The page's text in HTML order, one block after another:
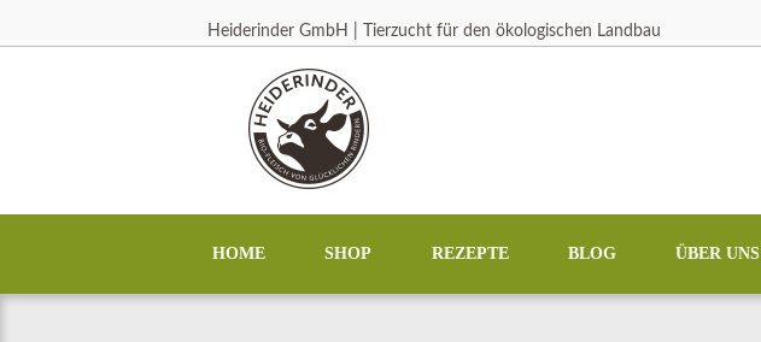
Heiderinder GmbH | Tierzucht für den ökologischen Landbau
HOME SHOP REZEPTE BLOG ÜBER UNS